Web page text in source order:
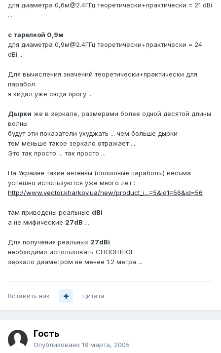
для диаметра 0,6м@2.4ГГц теоретически+практически = 21 dBi
...
с тарелкой 0,9м
для диаметра 0,9м@2.4ГГц теоретически+практически = 24
dBi ...
Для вычисления значений теоретически+практически для
парабол
я кидал уже сюда прогу ...
Дырки же в зеркале, размерами более одной десятой длины
волны
будут эти показатели ухуджать ... чем больше дырки
тем меньше такое зеркало отражает ....
Это так просто ... так просто ...
На Украине такие антенны (сплошные параболы) весьма
успешно используются уже много лет :
http://www.vector.kharkov.ua/new/product_i...=5&id1=56&id=56
там приведены реальные dВi
а не мифические 27dB ....
Для получения реальных 27dBi
необходимо использовать СПЛОШНОЕ
зеркало диаметром не менее 1.2 метра ...
Вставить ник Цитата
Гость
Опубликовано 18 марта, 2005